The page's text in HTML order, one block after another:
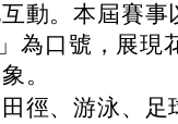
動。本屆賽
為口號，展現
。
徑、游泳、